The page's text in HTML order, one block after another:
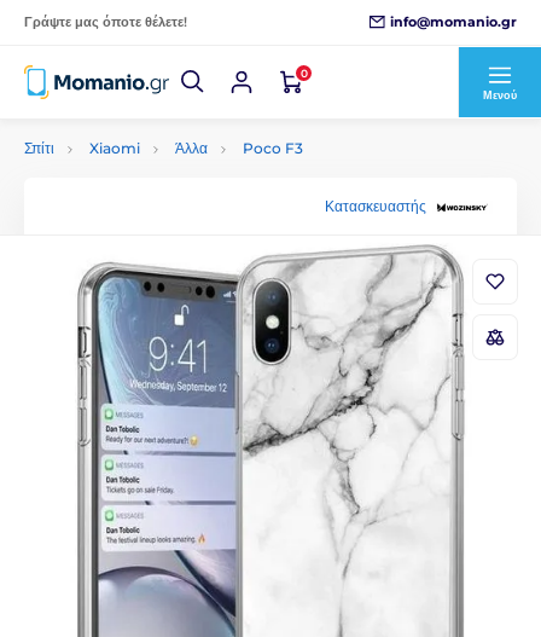
Γράψτε μας όποτε θέλετε! info@momanio.gr
0
Μενού
Σπίτι Xiaomi Άλλα Poco F3
Κατασκευαστής